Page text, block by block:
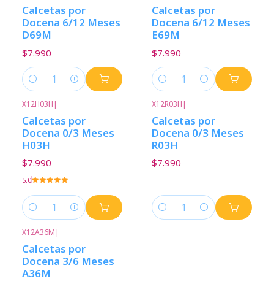
Calcetas por
Docena 6/12 Meses
D69M
$7.990
Cantidad
Calcetas por
Docena 6/12 Meses
E69M
$7.990
Cantidad
X12H03H |
Calcetas por
Docena 0/3 Meses
H03H
$7.990
5.0
Cantidad
X12R03H |
Calcetas por
Docena 0/3 Meses
R03H
$7.990
Cantidad
X12A36M |
Calcetas por
Docena 3/6 Meses
A36M